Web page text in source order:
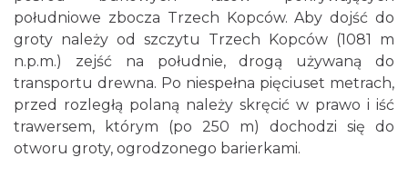
południowe zbocza Trzech Kopców. Aby dojść do
groty należy od szczytu Trzech Kopców (1081 m
n.p.m.) zejść na południe, drogą używaną do
transportu drewna. Po niespełna pięciuset metrach,
przed rozległą polaną należy skręcić w prawo i iść
trawersem, którym (po 250 m) dochodzi się do
otworu groty, ogrodzonego barierkami.